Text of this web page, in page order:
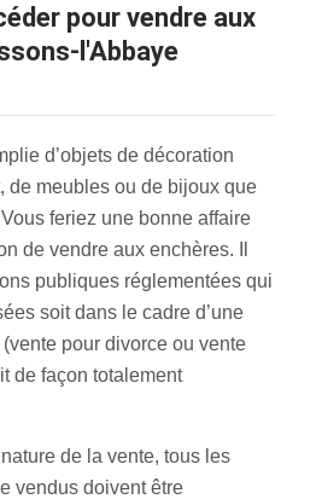
l'Abbaye
d’objets de décoration
de meubles ou de bijoux que
feriez une bonne affaire
de vendre aux enchères. Il
publiques réglementées qui
soit dans le cadre d’une
pour divorce ou vente
de façon totalement
de la vente, tous les
vendus doivent être